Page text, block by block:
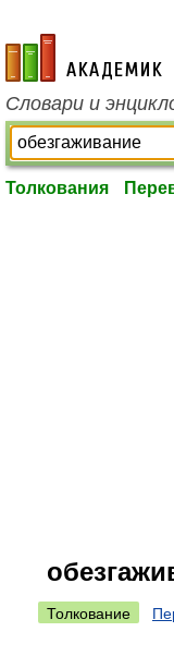
academic.ru
Словари и
Толкования
Толкование